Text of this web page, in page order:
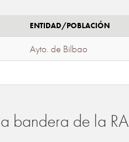
ENTIDAD/POBLACIÓN
Ayto. de Bilbao
bandera de la